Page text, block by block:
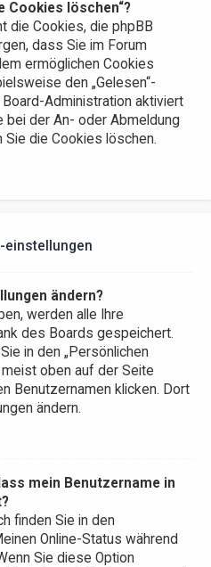
Cookies löschen“?
die Cookies, die phpBB
dass Sie im Forum
ermöglichen Cookies
den „Gelesen“-
Administration aktiviert
bei der An- oder Abmeldung
Sie die Cookies löschen.
einstellungen
ändern?
werden alle Ihre
des Boards gespeichert.
in den „Persönlichen
meist oben auf der Seite
Benutzernamen klicken. Dort
ändern.
mein Benutzername in
finden Sie in den
Online-Status während
Sie diese Option